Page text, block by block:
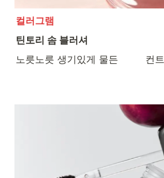
컬러그램
틴토리 솜 블러셔
노릇노릇 생기있게 물든         컨